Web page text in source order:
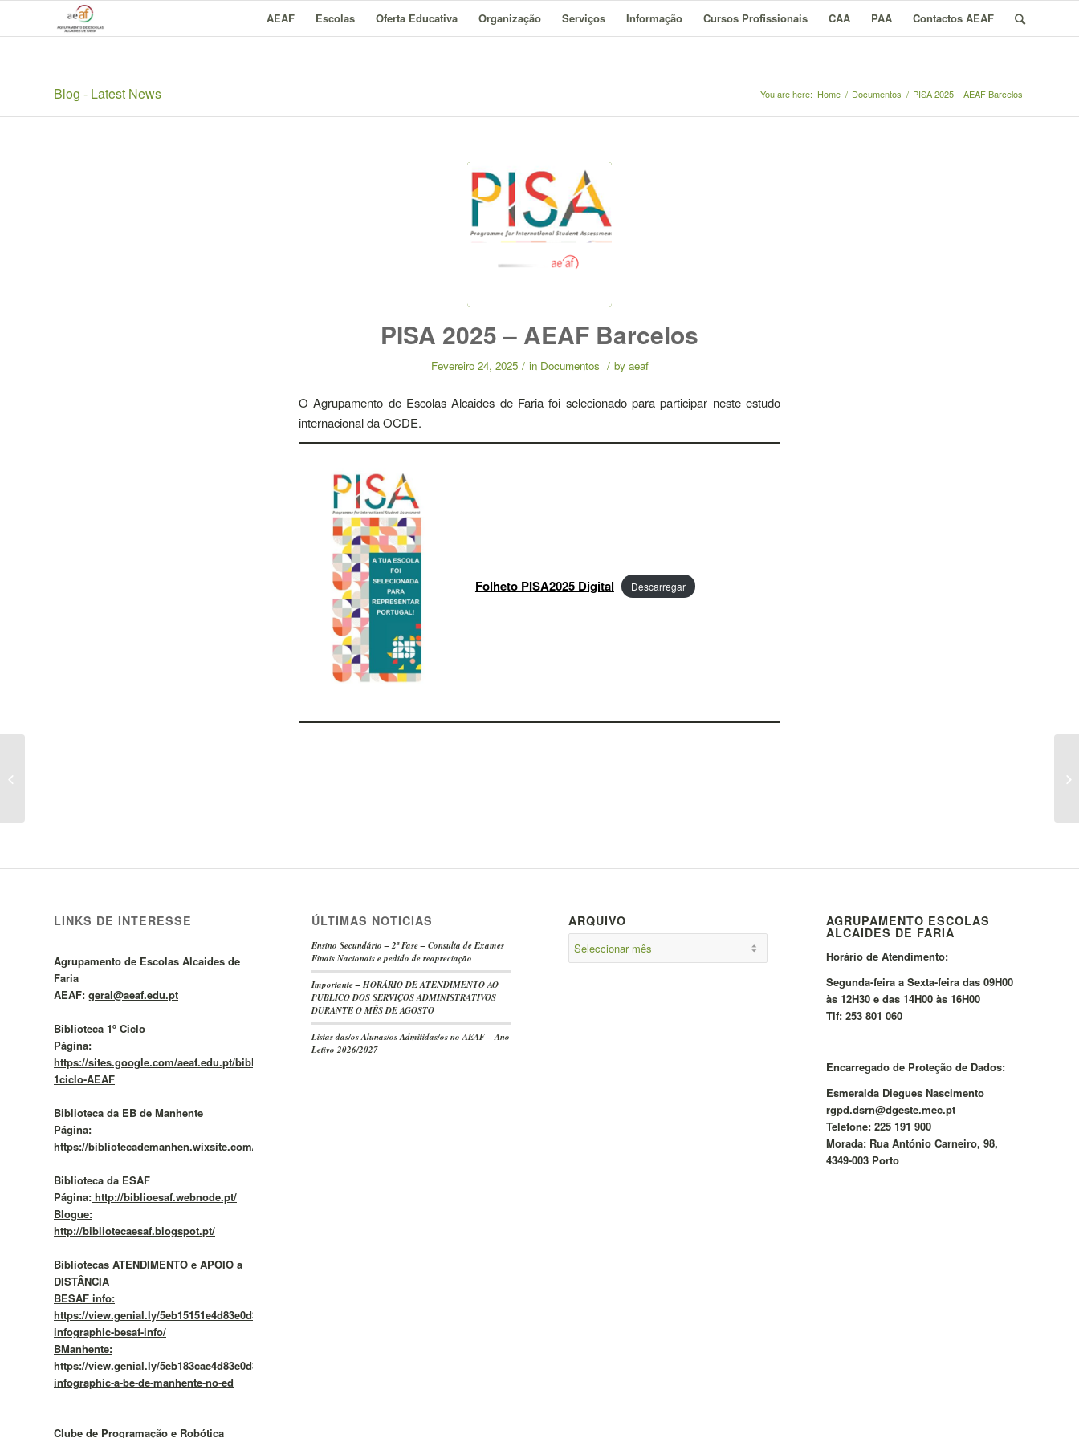
AEAF Escolas Oferta Educativa Organização Serviços Informação Cursos Profissionais CAA PAA Contactos AEAF
Blog - Latest News You are here: Home / Documentos / PISA 2025 – AEAF Barcelos
PISA 2025 – AEAF Barcelos
Fevereiro 24, 2025 / in Documentos / by aeaf
O Agrupamento de Escolas Alcaides de Faria foi selecionado para participar neste estudo
internacional da OCDE.
Folheto PISA2025 Digital Descarregar
LINKS DE INTERESSE
Agrupamento de Escolas Alcaides de
Faria
AEAF: geral@aeaf.edu.pt
Biblioteca 1º Ciclo
Página:
https://sites.google.com/aeaf.edu.pt/bibliotecas1cicloaeaf/BE-
1ciclo-AEAF
Biblioteca da EB de Manhente
Página:
https://bibliotecademanhen.wixsite.com/meusite/
Biblioteca da ESAF
Página: http://biblioesaf.webnode.pt/
Blogue:
http://bibliotecaesaf.blogspot.pt/
Bibliotecas ATENDIMENTO e APOIO a
DISTÂNCIA
BESAF info:
https://view.genial.ly/5eb15151e4d83e0d37f292b4/vertical-
infographic-besaf-info/
BManhente:
https://view.genial.ly/5eb183cae4d83e0d37f2a57c/vertical-
infographic-a-be-de-manhente-no-ed
Clube de Programação e Robótica
ÚLTIMAS NOTICIAS
Ensino Secundário – 2ª Fase – Consulta de Exames
Finais Nacionais e pedido de reapreciação
Importante – HORÁRIO DE ATENDIMENTO AO
PÚBLICO DOS SERVIÇOS ADMINISTRATIVOS
DURANTE O MÊS DE AGOSTO
Listas das/os Alunas/os Admitidas/os no AEAF – Ano
Letivo 2026/2027
ARQUIVO AGRUPAMENTO ESCOLAS
ALCAIDES DE FARIA
Horário de Atendimento:
Segunda-feira a Sexta-feira das 09H00
às 12H30 e das 14H00 às 16H00
Tlf: 253 801 060
Encarregado de Proteção de Dados:
Esmeralda Diegues Nascimento
rgpd.dsrn@dgeste.mec.pt
Telefone: 225 191 900
Morada: Rua António Carneiro, 98,
4349-003 Porto